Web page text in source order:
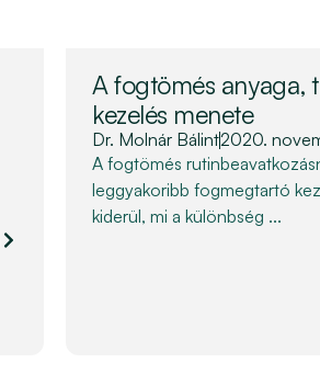
A fogtömés anyaga,
kezelés menete
Dr. Molnár Bálint2020.
A fogtömés
leggyakoribb fogmegtartó
kiderül, mi a különbség ...